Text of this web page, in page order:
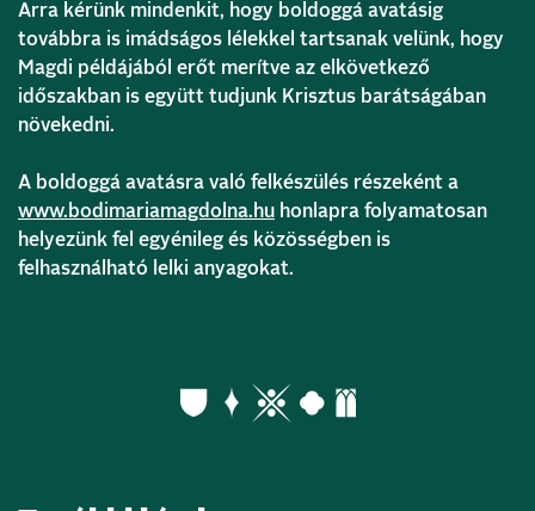
Arra kérünk mindenkit, hogy boldoggá avatásig
továbbra is imádságos lélekkel tartsanak velünk, hogy
Magdi példájából erőt merítve az elkövetkező
időszakban is együtt tudjunk Krisztus barátságában
növekedni.
A boldoggá avatásra való felkészülés részeként a
www.bodimariamagdolna.hu honlapra folyamatosan
helyezünk fel egyénileg és közösségben is
felhasználható lelki anyagokat.